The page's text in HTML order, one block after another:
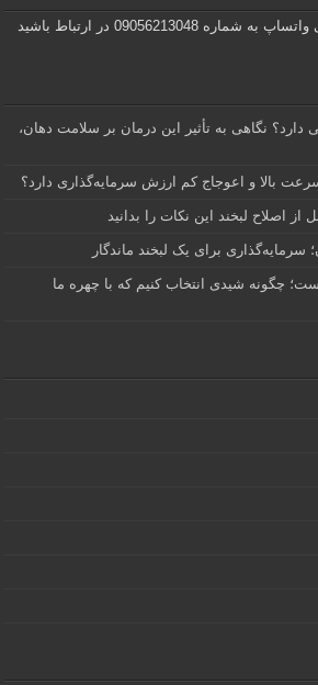
09056213048 در ارتباط باشید
دارد؟ نگاهی به تأثیر این درمان بر سلامت دهان،
بالا و اعوجاج کم ارزش سرمایه‌گذاری دارد؟
از اصلاح لبخند این نکات را بدانید
سرمایه‌گذاری برای یک لبخند ماندگار
چگونه شیدی انتخاب کنیم که با چهره ما